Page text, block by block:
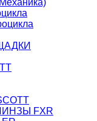
FXR